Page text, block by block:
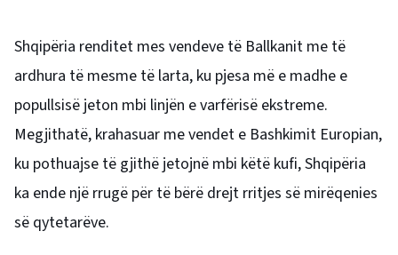
Shqipëria renditet mes vendeve të Ballkanit me të
ardhura të mesme të larta, ku pjesa më e madhe e
popullsisë jeton mbi linjën e varfërisë ekstreme.
Megjithatë, krahasuar me vendet e Bashkimit Europian,
ku pothuajse të gjithë jetojnë mbi këtë kufi, Shqipëria
ka ende një rrugë për të bërë drejt rritjes së mirëqenies
së qytetarëve.